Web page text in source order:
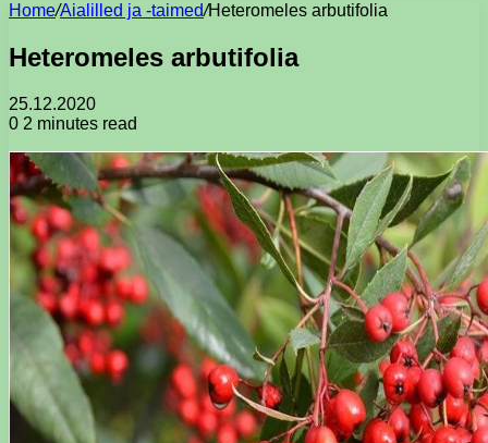
Home/Aialilled ja -taimed/Heteromeles arbutifolia
Heteromeles arbutifolia
25.12.2020
0 2 minutes read